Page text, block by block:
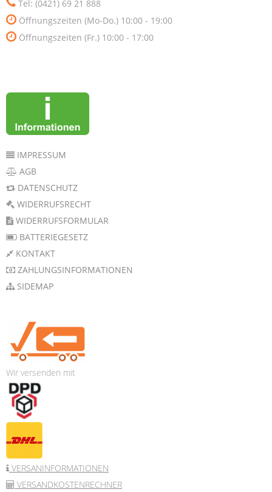
Tel: (0421) 69 21 888
Öffnungszeiten (Mo-Do.) 10:00 - 19:00
Öffnungszeiten (Fr.) 10:00 - 17:00
IMPRESSUM
AGB
DATENSCHUTZ
WIDERRUFSRECHT
WIDERRUFSFORMULAR
BATTERIEGESETZ
KONTAKT
ZAHLUNGSINFORMATIONEN
SIDEMAP
Wir versenden mit
VERSANINFORMATIONEN
VERSANDKOSTENRECHNER